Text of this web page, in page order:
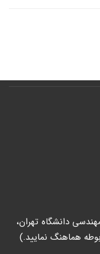
دانشگاه تهران،
هماهنگ نمایید.)